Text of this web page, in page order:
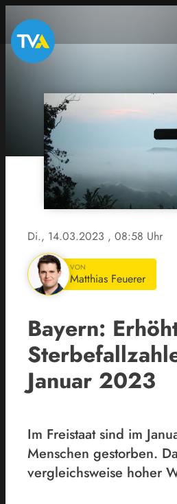
Di., 14.03.2023 , 08:58 Uhr
VON
Matthias Feuerer
Bayern:
Januar 2023
Im Freistaat sind im
Menschen gestorben.
vergleichsweise hoher